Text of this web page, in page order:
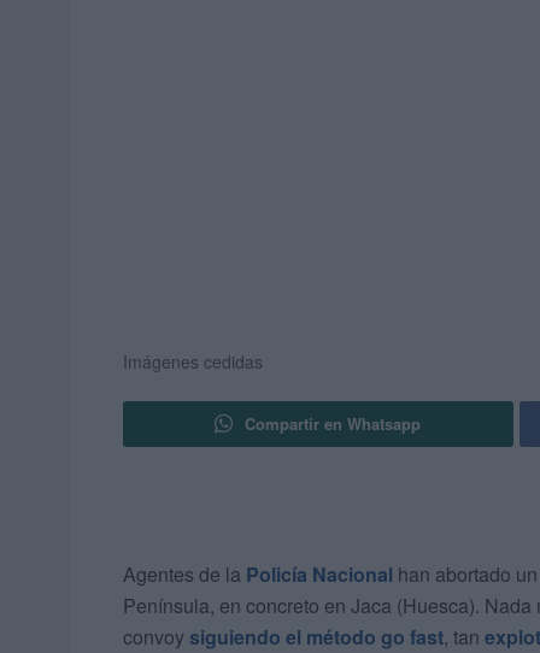
Imágenes cedidas
Compartir en Whatsapp
Agentes de la Policía Nacional han abortado
Península, en concreto en Jaca (Huesca). Nada
convoy siguiendo el método go fast, tan